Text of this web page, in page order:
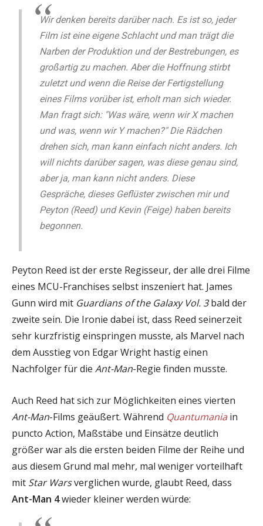
Wir denken bereits darüber nach. Es ist so, jeder
Film ist eine eigene Schlacht und man trägt die
Narben der Produktion und der Bestrebungen, es
großartig zu machen. Aber die Hoffnung stirbt
zuletzt und wenn die Reise der Fertigstellung
eines Films vorüber ist, erholt man sich wieder.
Man fragt sich: "Was wäre, wenn wir X machen
und was, wenn wir Y machen?" Die Rädchen
drehen sich, man kann einfach nicht anders. Ich
will nichts darüber sagen, was diese genau sind,
aber ja, man kann nicht anders. Diese
Gespräche, dieses Geflüster zwischen mir und
Peyton (Reed) und Kevin (Feige) haben bereits
begonnen.
Peyton Reed ist der erste Regisseur, der alle drei Filme
eines MCU-Franchises selbst inszeniert hat. James
Gunn wird mit Guardians of the Galaxy Vol. 3bald der
zweite sein. Die Ironie dabei ist, dass Reed seinerzeit
sehr kurzfristig einspringen musste, als Marvel nach
dem Ausstieg von Edgar Wright hastig einen
Nachfolger für die Ant-Man-Regie finden musste.
Auch Reed hat sich zur Möglichkeiten eines vierten
Ant-Man-Films geäußert. Während Quantumania in
puncto Action, Maßstäbe und Einsätze deutlich
größer war als die ersten beiden Filme der Reihe und
aus diesem Grund mal mehr, mal weniger vorteilhaft
mit Star Warsverglichen wurde, glaubt Reed, dass
Ant-Man 4wieder kleiner werden würde: